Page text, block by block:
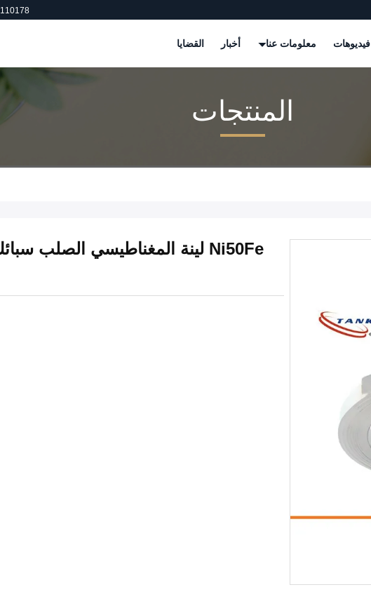
فيديوهات معلومات عنا أخبار القضايا
المنتجات